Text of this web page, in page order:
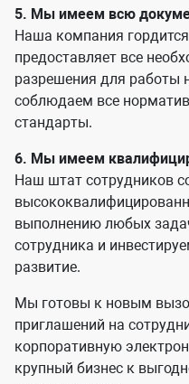
5. Мы имеем всю
Наша компания гордится
предоставляет все
разрешения для работы
соблюдаем все
стандарты.
6. Мы имеем
Наш штат сотрудников
выполнению любых
сотрудника и
развитие.
Мы готовы к новым
приглашений на
корпоративную
крупный бизнес к